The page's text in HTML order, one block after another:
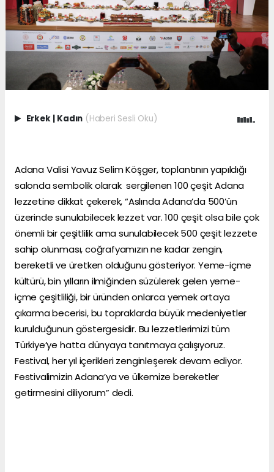
Erkek | Kadın (Haberi Sesli Oku)
Adana Valisi Yavuz Selim Köşger, toplantının yapıldığı
salonda sembolik olarak sergilenen 100 çeşit Adana
lezzetine dikkat çekerek, “Aslında Adana’da 500’ün
üzerinde sunulabilecek lezzet var. 100 çeşit olsa bile çok
önemli bir çeşitlilik ama sunulabilecek 500 çeşit lezzete
sahip olunması, coğrafyamızın ne kadar zengin,
bereketli ve üretken olduğunu gösteriyor. Yeme-içme
kültürü, bin yılların ilmiğinden süzülerek gelen yeme-
içme çeşitliliği, bir üründen onlarca yemek ortaya
çıkarma becerisi, bu topraklarda büyük medeniyetler
kurulduğunun göstergesidir. Bu lezzetlerimizi tüm
Türkiye’ye hatta dünyaya tanıtmaya çalışıyoruz.
Festival, her yıl içerikleri zenginleşerek devam ediyor.
Festivalimizin Adana’ya ve ülkemize bereketler
getirmesini diliyorum” dedi.